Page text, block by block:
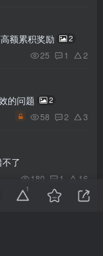
额累积奖励 2
25 1 2
的问题 2
58 2 3
了
180 1 16
1